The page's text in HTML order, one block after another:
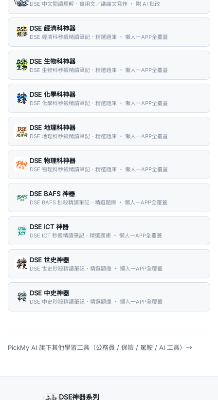
DSE 中文閱讀理解．實用文／議論文寫作 ・ 附 AI 批改
DSE 經濟科神器
DSE 經濟科秒殺精讀筆記．精選題庫 ・ 懶人一APP全覆蓋
DSE 生物科神器
DSE 生物科秒殺精讀筆記．精選題庫 ・ 懶人一APP全覆蓋
DSE 化學科神器
DSE 化學科秒殺精讀筆記．精選題庫 ・ 懶人一APP全覆蓋
DSE 地理科神器
DSE 地理科秒殺精讀筆記．精選題庫 ・ 懶人一APP全覆蓋
DSE 物理科神器
DSE 物理科秒殺精讀筆記．精選題庫 ・ 懶人一APP全覆蓋
DSE BAFS 神器
DSE BAFS 秒殺精讀筆記．精選題庫 ・ 懶人一APP全覆蓋
DSE ICT 神器
DSE ICT 秒殺精讀筆記．精選題庫 ・ 懶人一APP全覆蓋
DSE 世史神器
DSE 世史秒殺精讀筆記．精選題庫 ・ 懶人一APP全覆蓋
DSE 中史神器
DSE 中史秒殺精讀筆記．精選題庫 ・ 懶人一APP全覆蓋
PickMy AI 旗下其他學習工具（公務員 / 保險 / 駕駛 / AI 工具） →
DSE神器系列